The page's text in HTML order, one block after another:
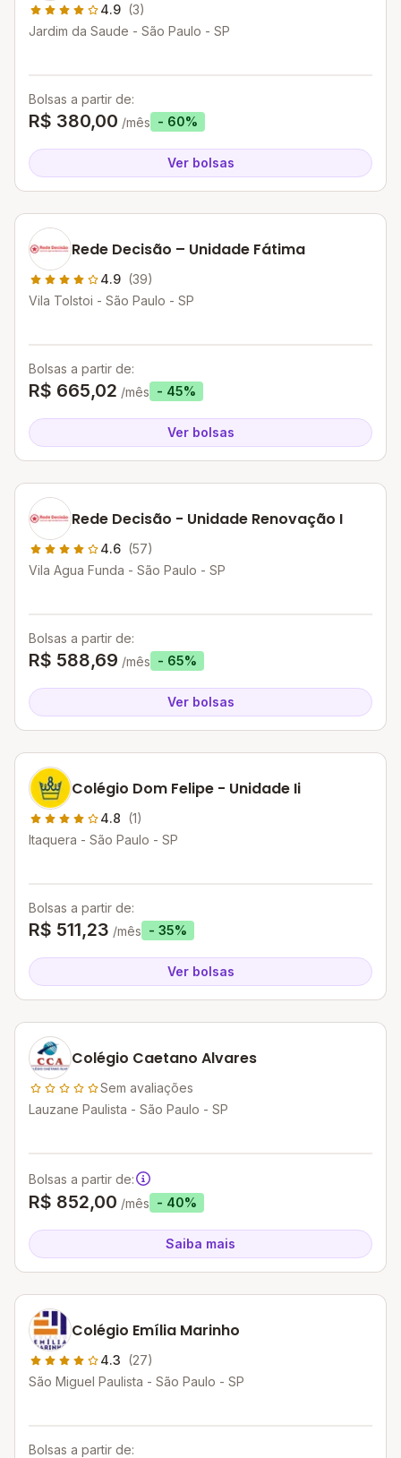
4.9 (3)
Jardim da Saude - São Paulo - SP
Bolsas a partir de:
R$ 380,00 /mês - 60%
Ver bolsas
Rede Decisão – Unidade Fátima
4.9 (39)
Vila Tolstoi - São Paulo - SP
Bolsas a partir de:
R$ 665,02 /mês - 45%
Ver bolsas
Rede Decisão - Unidade Renovação I
4.6 (57)
Vila Agua Funda - São Paulo - SP
Bolsas a partir de:
R$ 588,69 /mês - 65%
Ver bolsas
Colégio Dom Felipe - Unidade Ii
4.8 (1)
Itaquera - São Paulo - SP
Bolsas a partir de:
R$ 511,23 /mês - 35%
Ver bolsas
Colégio Caetano Alvares
Sem avaliações
Lauzane Paulista - São Paulo - SP
Bolsas a partir de:
R$ 852,00 /mês - 40%
Saiba mais
Colégio Emília Marinho
4.3 (27)
São Miguel Paulista - São Paulo - SP
Bolsas a partir de: